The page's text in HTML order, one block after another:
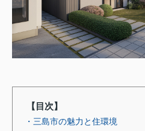
【目次】
・三島市の魅力と住環境